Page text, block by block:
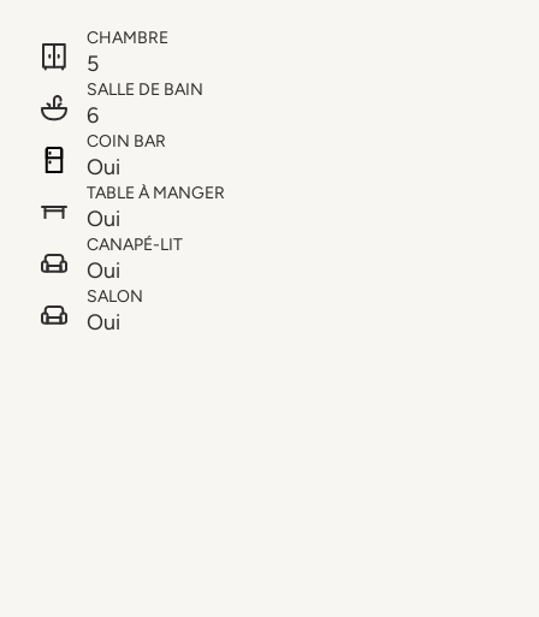
CHAMBRE
5
SALLE DE BAIN
6
COIN BAR
Oui
TABLE À MANGER
Oui
CANAPÉ-LIT
Oui
SALON
Oui